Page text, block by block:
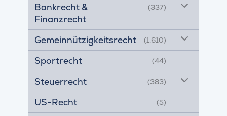
Bankrecht &
Finanzrecht
(337)
Gemeinnützigkeitsrecht (1.610)
Sportrecht (44)
Steuerrecht (383)
US-Recht (5)